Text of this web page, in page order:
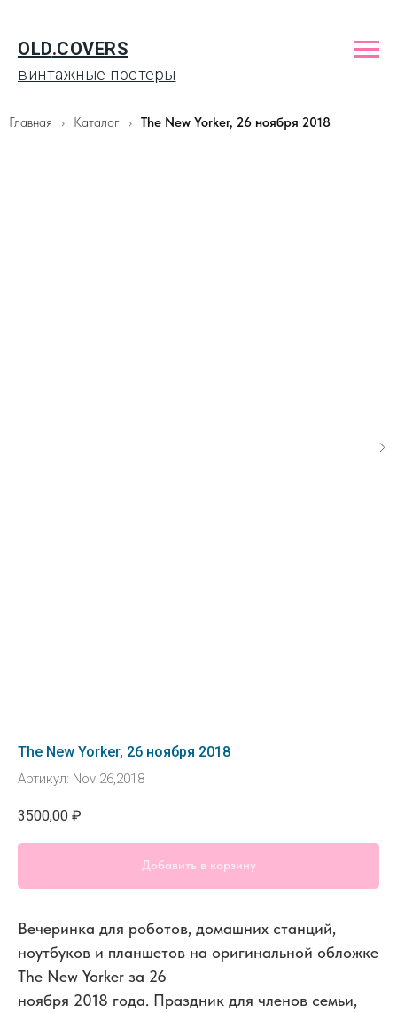
OLD.COVERS
винтажные постеры
Главная Каталог The New Yorker, 26 ноября 2018
The New Yorker, 26 ноября 2018
Артикул: Nov 26,2018
3500,00 ₽
Добавить в корзину
Вечеринка для роботов, домашних станций,
ноутбуков и планшетов на оригинальной обложке
The New Yorker за 26
ноября 2018 года. Праздник для членов семьи,